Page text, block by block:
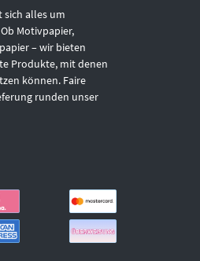
sich alles um
Motivpapier,
– wir bieten
Produkte, mit denen
können. Faire
runden unser